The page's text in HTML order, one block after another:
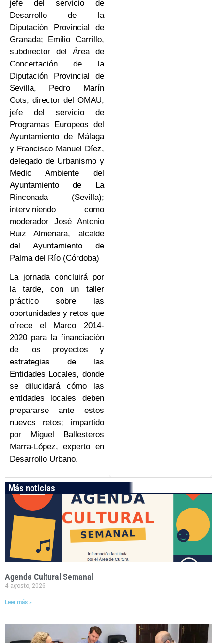
jefe del servicio de
Desarrollo de la
Diputación Provincial de
Granada; Emilio Carrillo,
subdirector del Área de
Concertación de la
Diputación Provincial de
Sevilla, Pedro Marín
Cots, director del OMAU,
jefe del servicio de
Programas Europeos del
Ayuntamiento de Málaga
y Francisco Manuel Díez,
delegado de Urbanismo y
Medio Ambiente del
Ayuntamiento de La
Rinconada (Sevilla);
interviniendo como
moderador José Antonio
Ruiz Almenara, alcalde
del Ayuntamiento de
Palma del Río (Córdoba)
La jornada concluirá por
la tarde, con un taller
práctico sobre las
oportunidades y retos que
ofrece el Marco 2014-
2020 para la financiación
de los proyectos y
estrategias de las
Entidades Locales, donde
se dilucidará cómo las
entidades locales deben
prepararse ante estos
nuevos retos; impartido
por Miguel Ballesteros
Marra-López, experto en
Desarrollo Urbano.
Más noticias
Agenda Cultural Semanal
4 agosto, 2026
Leer más »